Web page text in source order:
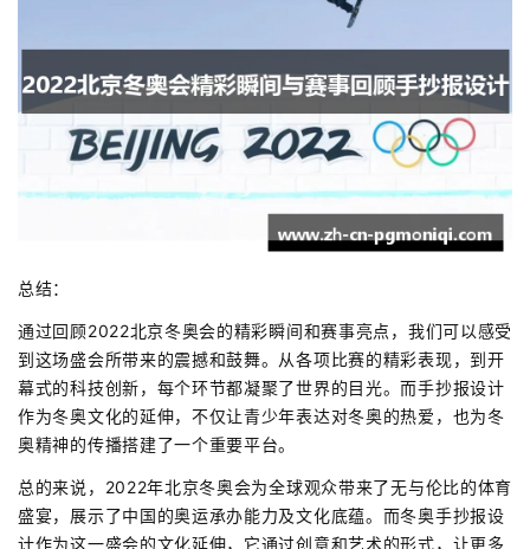
总结：
通过回顾2022北京冬奥会的精彩瞬间和赛事亮点，我们可以感受
到这场盛会所带来的震撼和鼓舞。从各项比赛的精彩表现，到开
幕式的科技创新，每个环节都凝聚了世界的目光。而手抄报设计
作为冬奥文化的延伸，不仅让青少年表达对冬奥的热爱，也为冬
奥精神的传播搭建了一个重要平台。
总的来说，2022年北京冬奥会为全球观众带来了无与伦比的体育
盛宴，展示了中国的奥运承办能力及文化底蕴。而冬奥手抄报设
计作为这一盛会的文化延伸，它通过创意和艺术的形式，让更多